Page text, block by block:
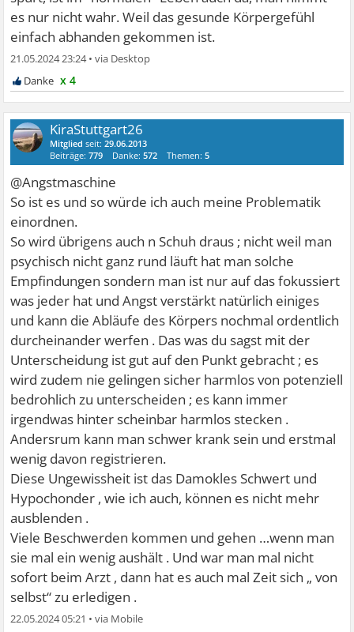
es nur nicht wahr. Weil das gesunde Körpergefühl
einfach abhanden gekommen ist.
21.05.2024 23:24•
x 4
KiraStuttgart26
Mitglied seit:29.06.2013
Beiträge:779 Danke:572 Themen:5
@Angstmaschine
So ist es und so würde ich auch meine Problematik
einordnen.
So wird übrigens auch n Schuh draus ; nicht weil man
psychisch nicht ganz rund läuft hat man solche
Empfindungen sondern man ist nur auf das fokussiert
was jeder hat und Angst verstärkt natürlich einiges
und kann die Abläufe des Körpers nochmal ordentlich
durcheinander werfen . Das was du sagst mit der
Unterscheidung ist gut auf den Punkt gebracht ; es
wird zudem nie gelingen sicher harmlos von potenziell
bedrohlich zu unterscheiden ; es kann immer
irgendwas hinter scheinbar harmlos stecken .
Andersrum kann man schwer krank sein und erstmal
wenig davon registrieren.
Diese Ungewissheit ist das Damokles Schwert und
Hypochonder , wie ich auch, können es nicht mehr
ausblenden .
Viele Beschwerden kommen und gehen …wenn man
sie mal ein wenig aushält . Und war man mal nicht
sofort beim Arzt , dann hat es auch mal Zeit sich „ von
selbst“ zu erledigen .
22.05.2024 05:21 •